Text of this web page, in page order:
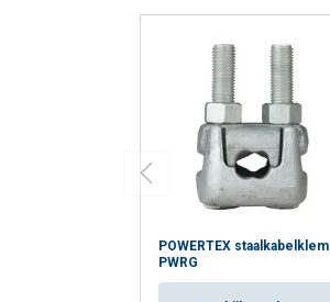
POWERTEX staalkabelklem
PWRG